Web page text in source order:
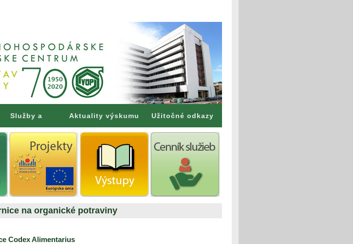
Služby a
poradenstvo
Aktuality výskumu Užitočné odkazy
na organické potraviny
Codex Alimentarius